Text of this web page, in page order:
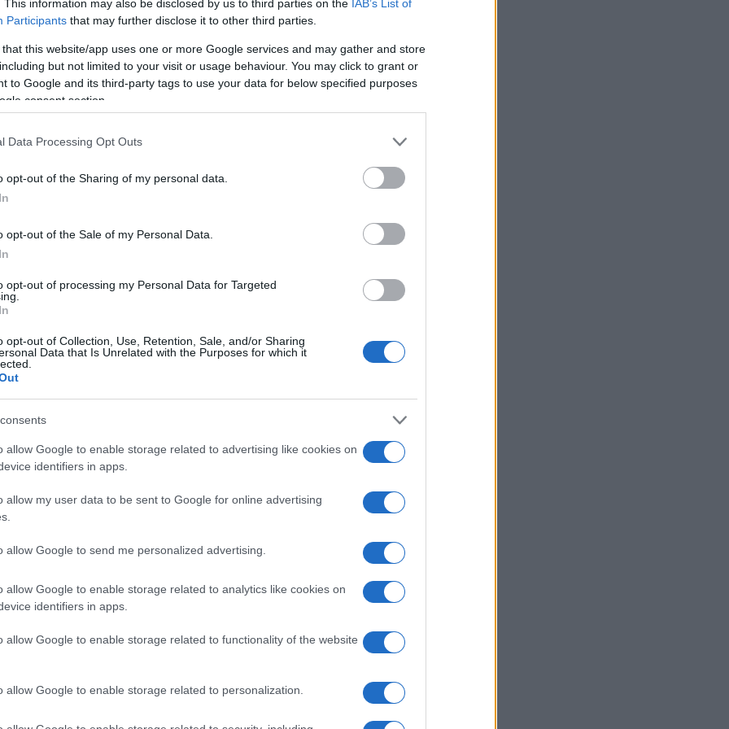
This information may also be disclosed by us to third parties on the IAB’s List of
Participants that may further disclose it to other third parties.
that this website/app uses one or more Google services and may gather and store
but not limited to your visit or usage behaviour. You may click to grant or
to Google and its third-party tags to use your data for below specified purposes
consent section.
Data Processing Opt Outs
opt-out of the Sharing of my personal data.
opt-out of the Sale of my Personal Data.
opt-out of processing my Personal Data for Targeted
opt-out of Collection, Use, Retention, Sale, and/or Sharing
Data that Is Unrelated with the Purposes for which it
allow Google to enable storage related to advertising like cookies on
identifiers in apps.
allow my user data to be sent to Google for online advertising
allow Google to send me personalized advertising.
allow Google to enable storage related to analytics like cookies on
identifiers in apps.
allow Google to enable storage related to functionality of the website
allow Google to enable storage related to personalization.
στο ψυγείο για τουλάχιστον 2 ώρες.
το χαρτί και κόψτε το σε τετράγωνα κομματάκι ή
πιο εύκολο γλυκό με λίγες θερμίδες!
με ζαχαρούχο γάλα και
Το Athensmagazine.gr φρόντισε και βρήκε για εσάς
γάλα και maltesers που θα λατρέψουν μικροί και
πάμε γρήγορα να δούμε τα υλικά και την εκτέλεση
ψιλοκομμένη
επιπλέον για άλειμμα ταψιού
άλλα επιλογής σας, κομμένα σε μικρά κομματάκια το
βάσης 20×30 εκ. και το στρώνετε με χαρτί
ή τη ψιλοκομμένη κουβερτούρα μαζί με το
2 και το λιώνετε σε φούρνο μικροκυμάτων, στο ήμισυ
ή μέχρι να λιώσει για 3 λ περίπου. Εναλλακτικά
και μετά προσθέτετε τα θρυμματισμένα μπισκότα